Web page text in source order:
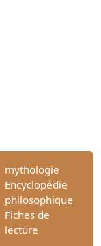
mythologie
Encyclopédie
philosophique
Fiches de
lecture